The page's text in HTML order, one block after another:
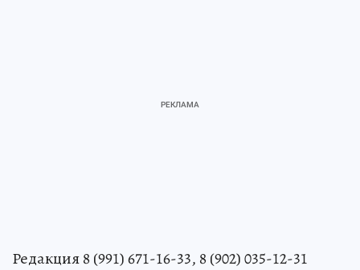
Редакция 8 (991) 671-16-33, 8 (902) 035-12-31